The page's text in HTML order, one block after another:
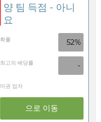
양 팀 득점 - 아니
요
확률 52%
최고의 배당률 -
마권 업자
으로 이동